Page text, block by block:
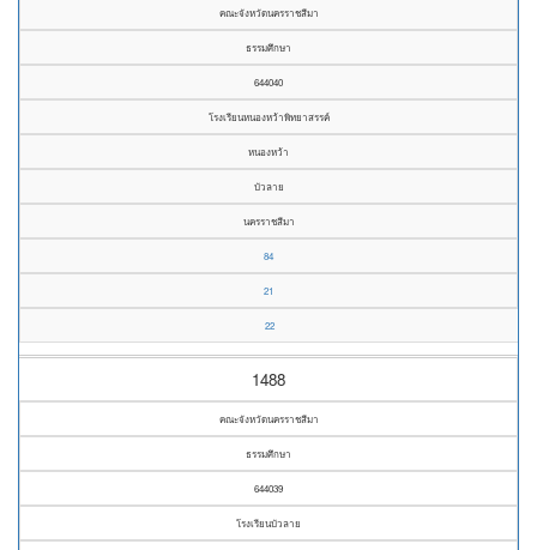
คณะจังหวัดนครราชสีมา
ธรรมศึกษา
644040
โรงเรียนหนองหว้าพิทยาสรรค์
หนองหว้า
บัวลาย
นครราชสีมา
84
21
22
1488
คณะจังหวัดนครราชสีมา
ธรรมศึกษา
644039
โรงเรียนบัวลาย